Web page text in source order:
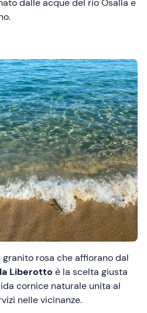
dalle acque del rio Osalla e
rosa che affiorano dal
Liberotto è la scelta giusta
cornice naturale unita al
nelle vicinanze.